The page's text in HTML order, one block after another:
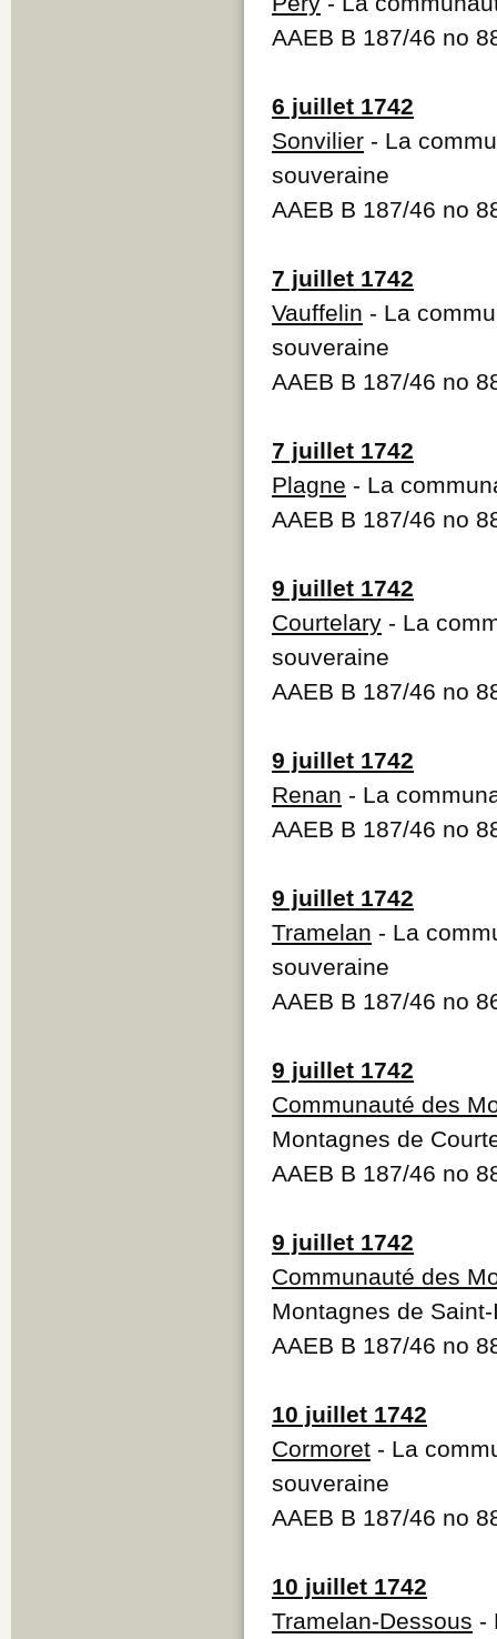
AAEB B 187/46 no
6 juillet 1742
Sonvilier - La
souveraine
AAEB B 187/46 no
7 juillet 1742
Vauffelin - La
souveraine
AAEB B 187/46 no
7 juillet 1742
Plagne - La
AAEB B 187/46 no
9 juillet 1742
Courtelary - La
souveraine
AAEB B 187/46 no
9 juillet 1742
Renan - La
AAEB B 187/46 no
9 juillet 1742
Tramelan - La
souveraine
AAEB B 187/46 no
9 juillet 1742
Communauté des
Montagnes de
AAEB B 187/46 no
9 juillet 1742
Communauté des
Montagnes de
AAEB B 187/46 no
10 juillet 1742
Cormoret - La
souveraine
AAEB B 187/46 no
10 juillet 1742
Tramelan-Dessous -